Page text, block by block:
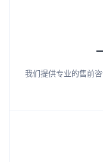
我们提供专业的售前